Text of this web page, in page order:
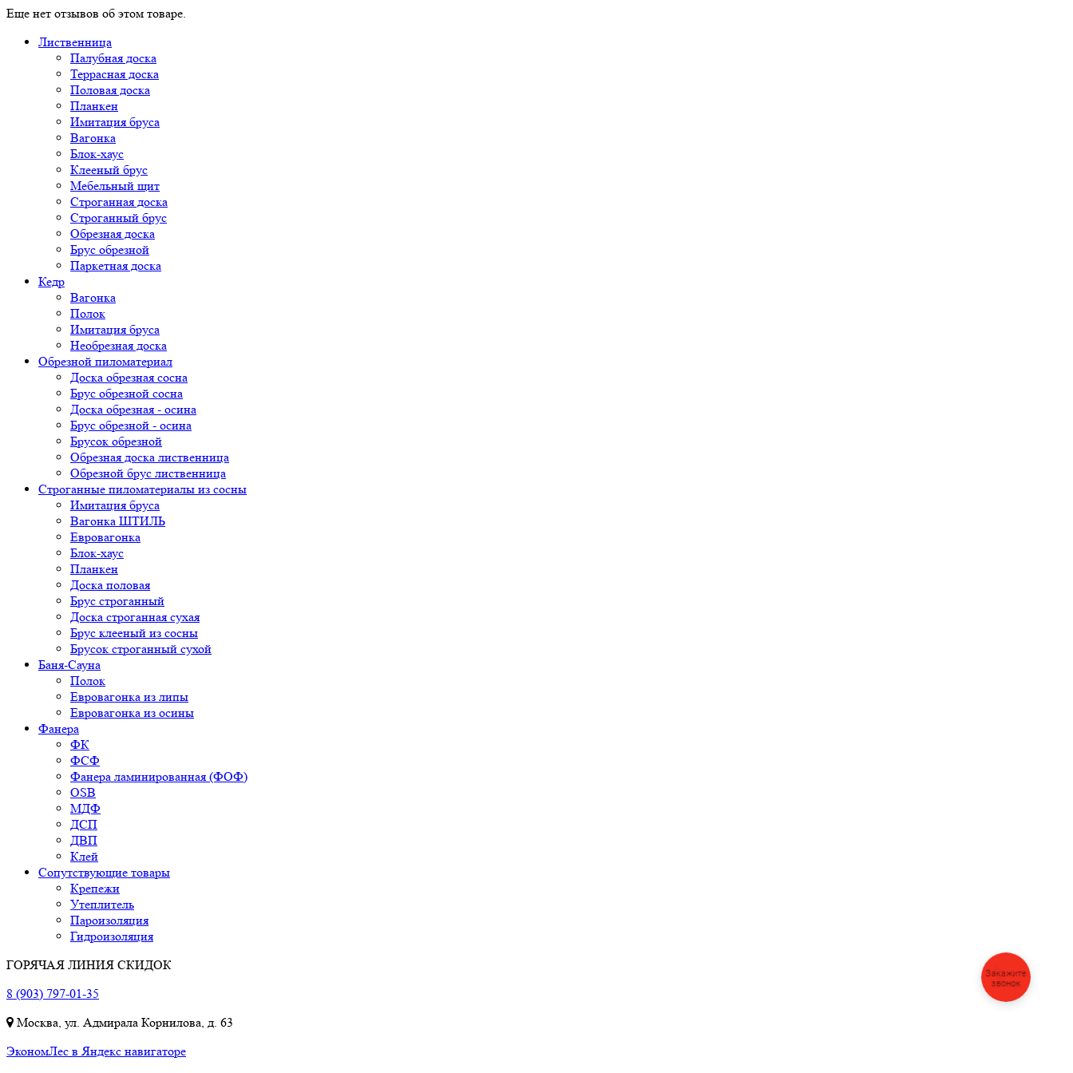
Еще нет отзывов об этом товаре.
Лиственница
Палубная доска
Террасная доска
Половая доска
Планкен
Имитация бруса
Вагонка
Блок-хаус
Клееный брус
Мебельный щит
Строганная доска
Строганный брус
Обрезная доска
Брус обрезной
Паркетная доска
Кедр
Вагонка
Полок
Имитация бруса
Необрезная доска
Обрезной пиломатериал
Доска обрезная сосна
Брус обрезной сосна
Доска обрезная - осина
Брус обрезной - осина
Брусок обрезной
Обрезная доска лиственница
Обрезной брус лиственница
Строганные пиломатериалы из сосны
Имитация бруса
Вагонка ШТИЛЬ
Евровагонка
Блок-хаус
Планкен
Доска половая
Брус строганный
Доска строганная сухая
Брус клееный из сосны
Брусок строганный сухой
Баня-Сауна
Полок
Евровагонка из липы
Евровагонка из осины
Фанера
ФК
ФСФ
Фанера ламинированная (ФОФ)
OSB
МДФ
ДСП
ДВП
Клей
Сопутствующие товары
Крепежи
Утеплитель
Пароизоляция
Гидроизоляция
ГОРЯЧАЯ ЛИНИЯ СКИДОК
8 (903) 797-01-35
Москва, ул. Адмирала Корнилова, д. 63
ЭкономЛес в Яндекс навигаторе
Закажите
звонок